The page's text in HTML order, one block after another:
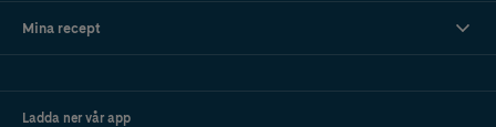
Mina recept
Ladda ner vår app